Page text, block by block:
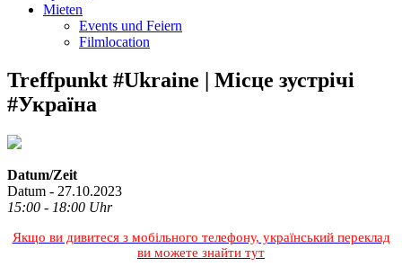
Mieten
Events und Feiern
Filmlocation
Treffpunkt #Ukraine | Місце зустрічі
#Україна
Datum/Zeit
Datum - 27.10.2023
15:00 - 18:00 Uhr
Якщо ви дивитеся з мобільного телефону, український переклад
ви можете знайти тут